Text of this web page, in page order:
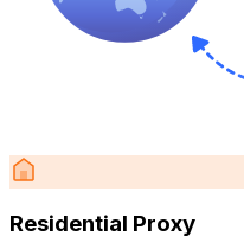
Residential Proxy